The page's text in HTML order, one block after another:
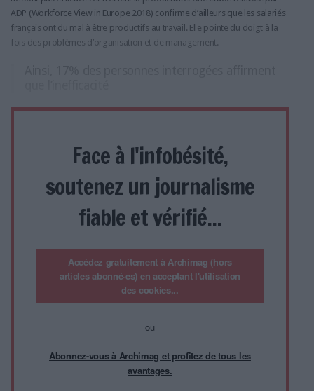
ADP (Workforce View in Europe 2018) confirme d’ailleurs que les salariés
français ont du mal à être productifs au travail. Elle pointe du doigt à la
fois des problèmes d’organisation et de management.
Face à l'infobésité,
soutenez un journalisme
fiable et vérifié...
Accédez gratuitement à Archimag (hors
articles abonné·es) en acceptant l'utilisation
des cookies...
ou
Abonnez-vous à Archimag et profitez de tous les
avantages.